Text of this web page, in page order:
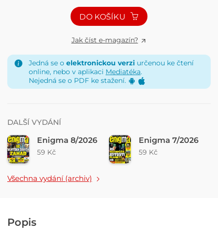
DO KOŠÍKU
Jak číst e-magazín?
Jedná se o elektronickou verzi určenou ke čtení
online, nebo v aplikaci Mediatéka.
Nejedná se o PDF ke stažení.
DALŠÍ VYDÁNÍ
Enigma 8/2026
59 Kč
Enigma 7/2026
59 Kč
Všechna vydání (archiv)
Popis